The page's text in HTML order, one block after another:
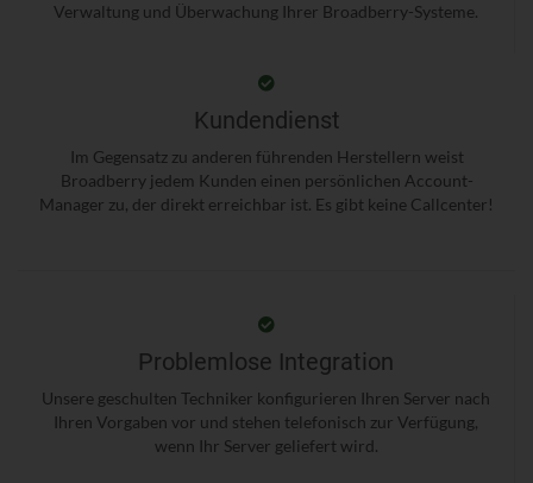
Verwaltung und Überwachung Ihrer Broadberry-Systeme.
Kundendienst
Im Gegensatz zu anderen führenden Herstellern weist
Broadberry jedem Kunden einen persönlichen Account-
Manager zu, der direkt erreichbar ist. Es gibt keine Callcenter!
Problemlose Integration
Unsere geschulten Techniker konfigurieren Ihren Server nach
Ihren Vorgaben vor und stehen telefonisch zur Verfügung,
wenn Ihr Server geliefert wird.